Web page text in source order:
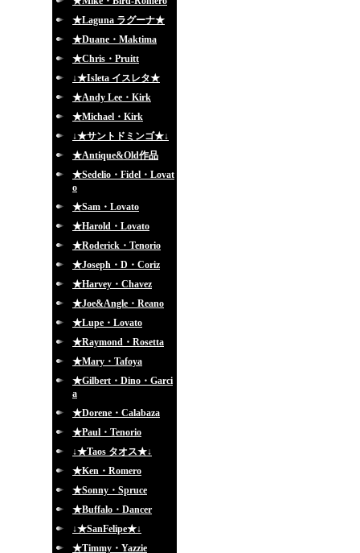
★Laguna ラグーナ★
★Duane・Maktima
★Chris・Pruitt
↓★Isleta イスレタ★
★Andy Lee・Kirk
★Michael・Kirk
↓★サントドミンゴ★↓
★Antique&Old作品
★Sedelio・Fidel・Lovat
o
★Sam・Lovato
★Harold・Lovato
★Roderick・Tenorio
★Joseph・D・Coriz
★Harvey・Chavez
★Joe&Angle・Reano
★Lupe・Lovato
★Raymond・Rosetta
★Mary・Tafoya
★Gilbert・Dino・Garci
a
★Dorene・Calabaza
★Paul・Tenorio
↓★Taos タオス★↓
★Ken・Romero
★Sonny・Spruce
★Buffalo・Dancer
↓★SanFelipe★↓
★Timmy・Yazzie